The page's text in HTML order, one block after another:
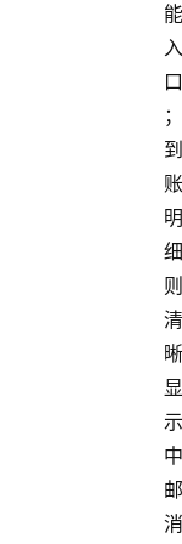
能
入
口
；
到
账
明
细
则
清
晰
显
示
中
邮
消